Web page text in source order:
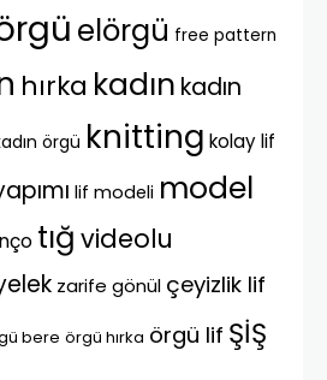
elörgü free pattern
hırka kadın kadın
örgü knitting kolay lif
lif modeli model
tığ videolu
zarife gönül çeyizlik lif
bere örgü hırka örgü lif ŞİŞ